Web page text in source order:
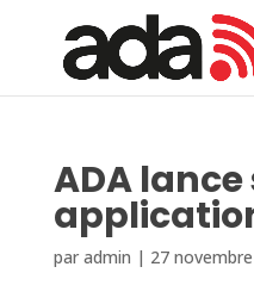
ADA
par admin | 27